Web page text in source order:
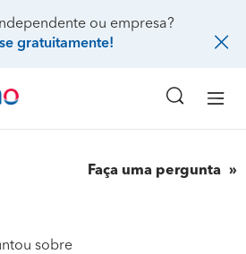
ou empresa?
se gratuitamente!
Faça uma pergunta
sobre